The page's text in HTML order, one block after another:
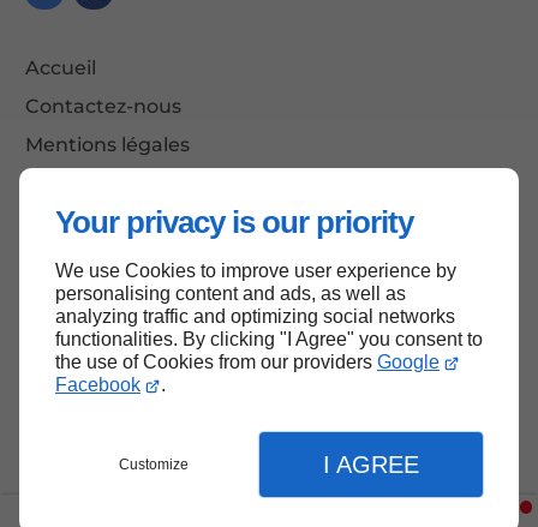
Your privacy is our priority
We use Cookies to improve user experience by
personalising content and ads, as well as
analyzing traffic and optimizing social networks
functionalities. By clicking "I Agree" you consent to
the use of Cookies from our providers Google
Facebook
.
Customize I AGREE
Accueil
Contactez-nous
Mentions légales
Haut de page